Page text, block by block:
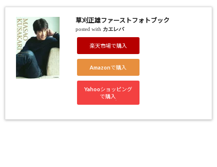
草刈正雄ファーストフォトブック
posted with カエレバ
楽天市場で購入
Amazonで購入
Yahooショッピング
で購入